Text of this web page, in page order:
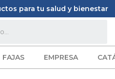
para tu salud y bienestar
FAJAS EMPRESA